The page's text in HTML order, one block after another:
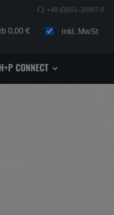
+49 (0)651–20907-0
0,00 € inkl. MwSt
CONNECT